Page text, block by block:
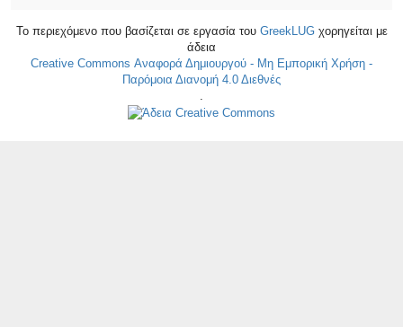
Το περιεχόμενο που βασίζεται σε εργασία του GreekLUGχορηγείται με
άδεια
Creative Commons Αναφορά Δημιουργού - Μη Εμπορική Χρήση -
Παρόμοια Διανομή 4.0 Διεθνές
.